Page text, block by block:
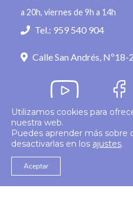
a 20h, viernes de 9h a 14h
Tel.: 959 540 904
Calle San Andrés,
© 2026 Colegio Enfermería
Utilizamos cookies para
nuestra web.
Puedes aprender más sobre
desactivarlas en los ajustes.
Aceptar